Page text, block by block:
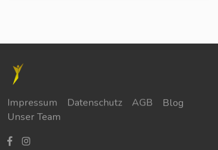
Impressum Datenschutz AGB
Blog
Unser Team